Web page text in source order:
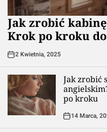
Jak zrobić
Krok po kroku
2 Kwietnia, 2025
Jak zrobić
po kroku
14 Marca,